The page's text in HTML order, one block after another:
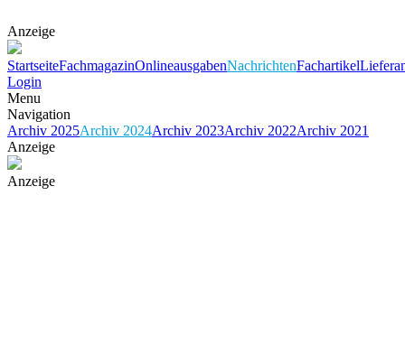
Anzeige
StartseiteFachmagazinOnlineausgabenNachrichtenFachartikel
Login
Menu
Navigation
Archiv 2025Archiv 2024Archiv 2023Archiv 2022Archiv 2021
Anzeige
Anzeige